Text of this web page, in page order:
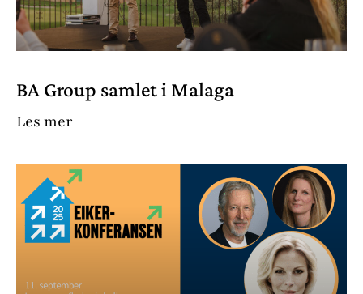
BA Group samlet i Malaga
Les mer